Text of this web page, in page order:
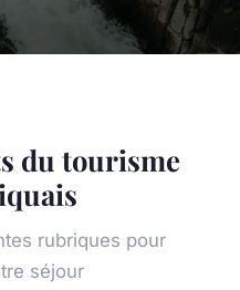
du tourisme
rubriques pour
séjour